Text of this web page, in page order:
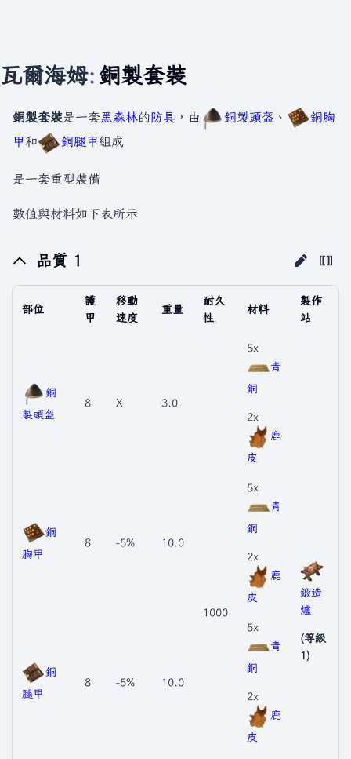
瓦爾海姆:銅製套裝
銅製套裝是一套黑森林的防具 ，由 銅製頭盔 、
銅胸
甲和 銅腿甲組成
是一套重型裝備
數值與材料如下表所示
品質 1
部位
護
甲
移動
速度
重量
耐久
性
材料
製作
站
銅
製頭盔
8 X 3.0
1000
5x
青
銅
2x
鹿
皮
鍛造
爐
(等級
1)
銅
胸甲
8 -5% 10.0
5x
青
銅
2x
鹿
皮
銅
腿甲
8 -5% 10.0
5x
青
銅
2x
鹿
皮